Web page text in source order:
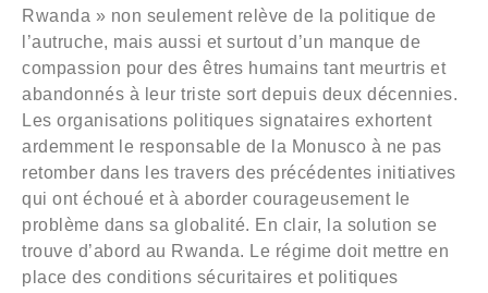
Rwanda » non seulement relève de la politique de
l’autruche, mais aussi et surtout d’un manque de
compassion pour des êtres humains tant meurtris et
abandonnés à leur triste sort depuis deux décennies.
Les organisations politiques signataires exhortent
ardemment le responsable de la Monusco à ne pas
retomber dans les travers des précédentes initiatives
qui ont échoué et à aborder courageusement le
problème dans sa globalité. En clair, la solution se
trouve d’abord au Rwanda. Le régime doit mettre en
place des conditions sécuritaires et politiques